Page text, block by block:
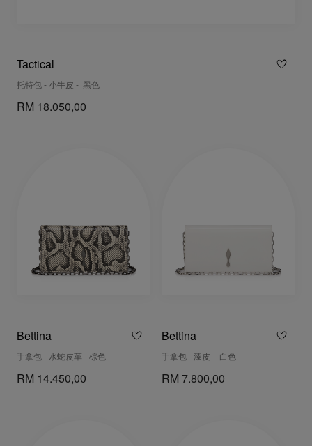
Tactical
托特包 - 小牛皮 - 黑色
RM 18.050,00
Bettina
手拿包 - 水蛇皮革 - 棕色
RM 14.450,00
Bettina
手拿包 - 漆皮 - 白色
RM 7.800,00